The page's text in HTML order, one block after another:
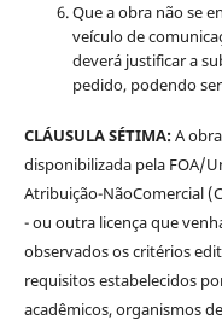
Que a obra não se
veículo de
deverá justificar a
pedido, podendo
CLÁUSULA SÉTIMA:A
disponibilizada pela FOA/
Atribuição-NãoComercial
- ou outra licença que
observados os critérios
requisitos estabelecidos
acadêmicos, organismos